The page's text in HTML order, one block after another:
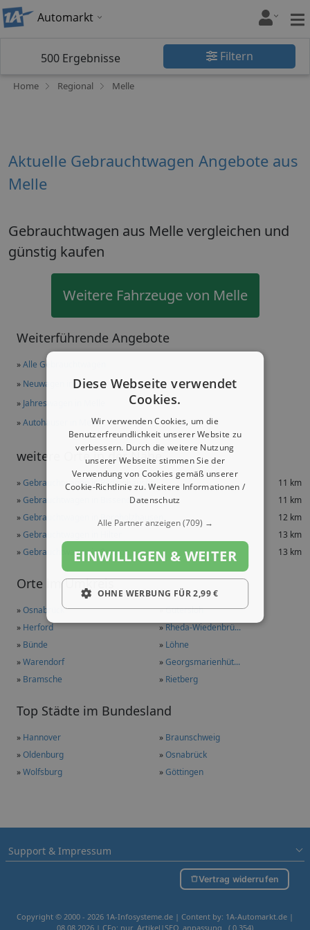
Automarkt
500 Ergebnisse Filtern
Home Regional Melle
Weiterführende Angebote
»Alle Gebrauchtwagen
» Neuwagen in Melle
» Jahreswagen in Melle
»Autohäuser in Melle
weitere Orte in der Nähe
»Gebrauchtwagen in Rödinghausen
11 km
»Gebrauchtwagen in Bissendorf
11 km
»Gebrauchtwagen in Borgholzhausen
12 km
»Gebrauchtwagen in Hilter
13 km
»Gebrauchtwagen in Spenge 13 km
Orte im Umkreis
»Osnabrück »Gütersloh
» Herford »Rheda-Wiedenbrü...
» Bünde » Löhne
»Warendorf »Georgsmarienhüt...
» Bramsche » Rietberg
Top Städte im Bundesland
» Hannover » Braunschweig
»Oldenburg »Osnabrück
»Wolfsburg »Göttingen
Aktuelle Gebrauchtwagen Angebote aus
Melle
Gebrauchtwagen aus Melle vergleichen und
günstig kaufen
Weitere Fahrzeuge von Melle
Support & Impressum
Vertrag widerrufen
Copyright © 2000 - 2026 1A-Infosysteme.de | Content by: 1A-Automarkt.de |
08.08.2026 | CFo: nur_Artikel|SEO_anpassung ( 0.354)
Diese Webseite verwendet
Cookies.
Wir verwenden Cookies, um die
Benutzerfreundlichkeit unserer Website zu
verbessern. Durch die weitere Nutzung
unserer Webseite stimmen Sie der
Verwendung von Cookies gemäß unserer
Cookie-Richtlinie zu.Weitere Informationen /
Datenschutz
Alle Partner anzeigen(709) →
EINWILLIGEN & WEITER
OHNE WERBUNG FÜR 2,99 €